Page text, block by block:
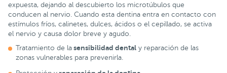
expuesta, dejando al descubierto los microtúbulos que
conducen al nervio. Cuando esta dentina entra en contacto con
estímulos fríos, calinetes, dulces, ácidos o el cepillado, se activa
el nervio y causa dolor breve y agudo.
Tratamiento de la sensibilidad dental y reparación de las
zonas vulnerables para prevenirla.